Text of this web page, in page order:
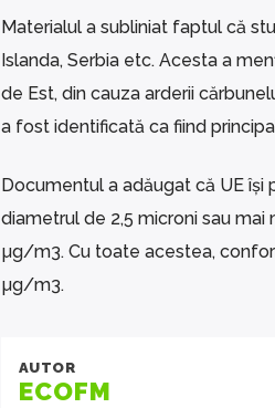
Materialul a subliniat faptul că
Islanda, Serbia etc. Acesta a
de Est, din cauza arderii
a fost identificată ca fiind
Documentul a adăugat că UE își
diametrul de 2,5 microni sau mai
µg/m3. Cu toate acestea,
µg/m3.
AUTOR
ECOFM